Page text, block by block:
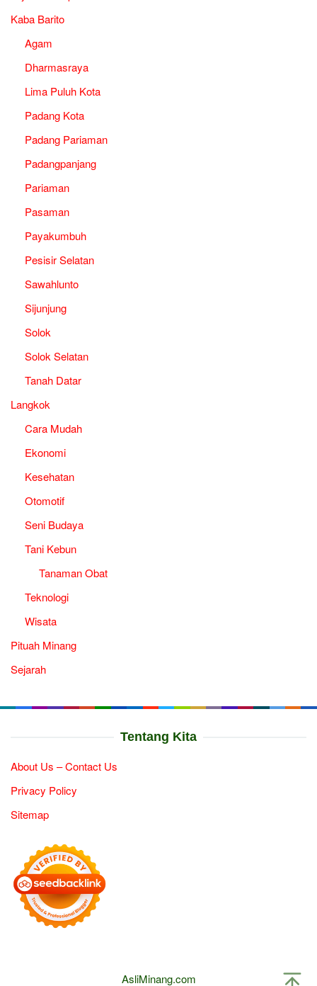
Kaba Barito
Agam
Dharmasraya
Lima Puluh Kota
Padang Kota
Padang Pariaman
Padangpanjang
Pariaman
Pasaman
Payakumbuh
Pesisir Selatan
Sawahlunto
Sijunjung
Solok
Solok Selatan
Tanah Datar
Langkok
Cara Mudah
Ekonomi
Kesehatan
Otomotif
Seni Budaya
Tani Kebun
Tanaman Obat
Teknologi
Wisata
Pituah Minang
Sejarah
Tentang Kita
About Us – Contact Us
Privacy Policy
Sitemap
AsliMinang.com